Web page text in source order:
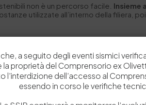
non è un percorso facile. Insieme
utilizzate all’interno della filiera,
dubbio il Distretto toscano,
per l’ambiente e del territorio. Ad
progettualitàche partecipa alla stessa”.
a seguito degli eventi sismici
la proprietà del Comprensorio ex
l’interdizione dell’accesso al
essendo in corso le verifiche